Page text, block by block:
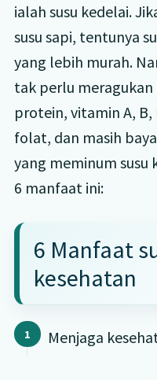
ialah susu kedelai.
susu sapi, tentunya
yang lebih murah.
tak perlu
protein, vitamin A, B,
folat, dan masih
yang meminum
6 manfaat ini:
6 Manfaat
kesehatan
Menjaga